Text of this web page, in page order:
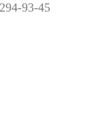
93-45